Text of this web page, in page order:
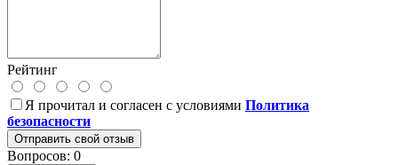
Рейтинг
Я прочитал и согласен с условиями Политика
безопасности
Отправить свой отзыв
Вопросов: 0